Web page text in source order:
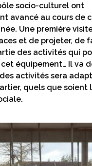
socio-culturel ont
avancé au cours de
Une première
et de projeter, de
des activités qui
équipement… Il va
activités sera
quels que soient